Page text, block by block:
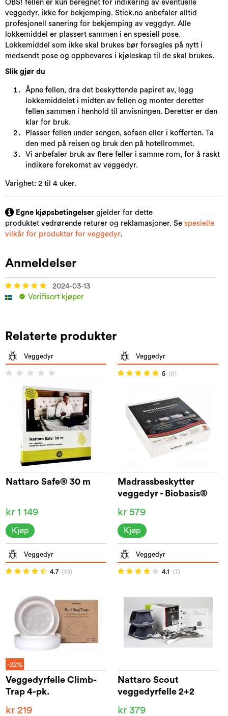
OBS! fellen er kun beregnet for indikering av eventuelle
veggedyr, ikke for bekjemping. Stick.no anbefaler alltid
profesjonell sanering for bekjemping av veggdyr. Alle
lokkemiddel er plassert sammen i en spesiell pose.
Lokkemiddel som ikke skal brukes bør forsegles på nytt i
medsendt pose og oppbevares i kjøleskap til de skal brukes.
Slik gjør du
Åpne fellen, dra det beskyttende papiret av, legg
lokkemiddelet i midten av fellen og monter deretter
fellen sammen i henhold til anvisningen. Deretter er den
klar for bruk.
Plasser fellen under sengen, sofaen eller i kofferten. Ta
den med på reisen og bruk den på hotellrommet.
Vi anbefaler bruk av flere feller i samme rom, for å raskt
indikere forekomst av veggedyr.
Varighet: 2 til 4 uker.
Egne kjøpsbetingelser gjelder for dette
produktet vedrørende returer og reklamasjoner. Se spesielle
vilkår for produkter for veggedyr.
Anmeldelser
2024-03-13
Verifisert kjøper
Relaterte produkter
Veggedyr
Nattaro Safe® 30 m
kr 1 149
Kjøp
Veggedyr
5 (9)
Madrassbeskytter
veggedyr - Biobasis®
kr 579
Kjøp
Veggedyr
4.7 (10)
-22%
Veggedyrfelle Climb-
Trap 4-pk.
kr 219
Veggedyr
4.1 (7)
Nattaro Scout
veggedyrfelle 2+2
kr 379